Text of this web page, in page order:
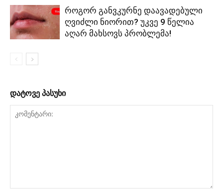
როგორ განვკურნე დაავადებული
ღვიძლი ნიორით? უკვე 9 წელია
აღარ მახსოვს პრობლემა!
დატოვე პასუხი